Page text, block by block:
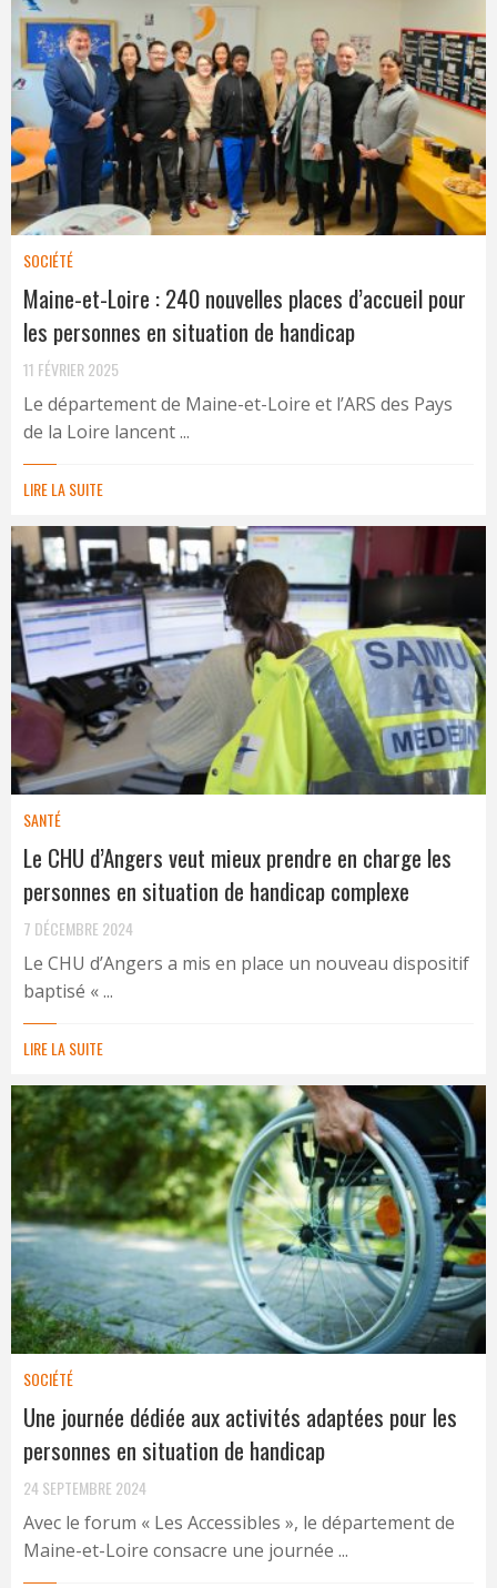
SOCIÉTÉ
Maine-et-Loire : 240 nouvelles places d’accueil pour
les personnes en situation de handicap
11 FÉVRIER 2025
Le département de Maine-et-Loire et l’ARS des Pays
de la Loire lancent ...
LIRE LA SUITE
SANTÉ
Le CHU d’Angers veut mieux prendre en charge les
personnes en situation de handicap complexe
7 DÉCEMBRE 2024
Le CHU d’Angers a mis en place un nouveau dispositif
baptisé « ...
LIRE LA SUITE
SOCIÉTÉ
Une journée dédiée aux activités adaptées pour les
personnes en situation de handicap
24 SEPTEMBRE 2024
Avec le forum « Les Accessibles », le département de
Maine-et-Loire consacre une journée ...